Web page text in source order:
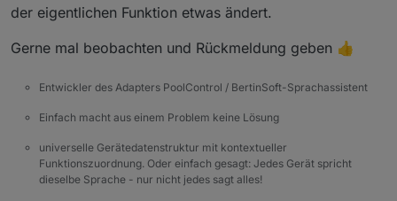
der eigentlichen Funktion etwas ändert.
Gerne mal beobachten und Rückmeldung geben 👍
Entwickler des Adapters PoolControl / BertinSoft-Sprachassistent
Einfach macht aus einem Problem keine Lösung
universelle Gerätedatenstruktur mit kontextueller
Funktionszuordnung. Oder einfach gesagt: Jedes Gerät spricht
dieselbe Sprache - nur nicht jedes sagt alles!